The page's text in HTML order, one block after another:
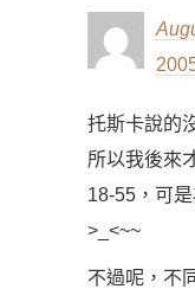
托斯卡說的
所以我後來
18-55，可
>_<~~
不過呢，不